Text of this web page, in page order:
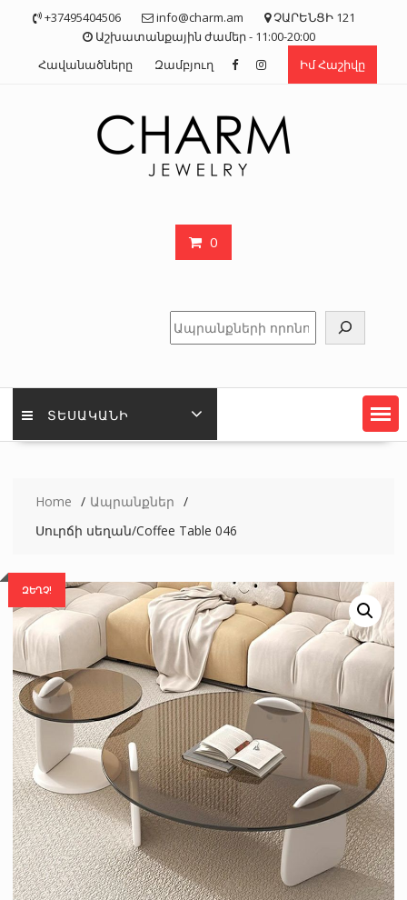
+37495404506 info@charm.am
ՉԱՐԵՆՑԻ 121
Աշխատանքային ժամեր - 11:00-20:00
Հավանածները
Զամբյուղ Իմ Հաշիվը
0
Որոնել
ՏԵՍԱԿԱՆԻ
Home
Ապրանքներ
Սուրճի սեղան/Coffee Table 046
ԶԵՂՉ!